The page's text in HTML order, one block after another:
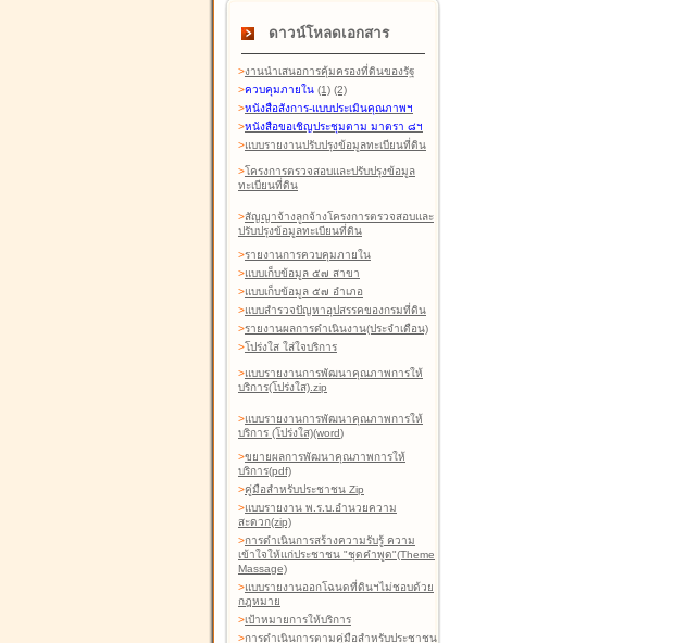
ดาวน์โหลดเอกสาร
>งานนำเสนอการคุ้มครองที่ดินของรัฐ
>ควบคุมภายใน (1) (2)
>หนังสือสังการ-แบบประเมินคุณภาพฯ
>หนังสือขอเชิญประชุมตาม มาตรา ๘ฯ
>แบบรายงานปรับปรุงข้อมูลทะเบียนที่ดิน
>โครงการตรวจสอบและปรับปรุงข้อมูล
ทะเบียนที่ดิน
>สัญญาจ้างลูกจ้างโครงการตรวจสอบและ
ปรับปรุงข้อมูลทะเบียนที่ดิน
>รายงานการควบคุมภายใน
>แบบเก็บข้อมูล ๕๗ สาขา
>แบบเก็บข้อมูล ๕๗ อำเภอ
>แบบสำรวจปัญหาอุปสรรคของกรมที่ดิน
>รายงานผลการดำเนินงาน(ประจำเดือน)
>โปร่งใส ใส่ใจบริการ
>แบบรายงานการพัฒนาคุณภาพการให้
บริการ(โปร่งใส).zip
>แบบรายงานการพัฒนาคุณภาพการให้
บริการ (โปร่งใส)(word)
>ขยายผลการพัฒนาคุณภาพการให้
บริการ(pdf)
>คู่มือสำหรับประชาชน Zip
>แบบรายงาน พ.ร.บ.อำนวยความ
สะดวก(zip)
>การดำเนินการสร้างความรับรู้ ความ
เข้าใจให้แก่ประชาชน "ชุดคำพูด"(Theme
Massage)
>แบบรายงานออกโฉนดที่ดินฯไม่ชอบด้วย
กฎหมาย
>เป้าหมายการให้บริการ
>การดำเนินการตามคู่มือสำหรับประชาชน